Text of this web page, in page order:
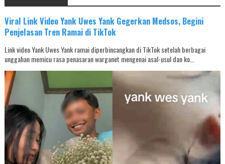
Viral Link Video Yank Uwes Yank Gegerkan Medsos, Begini
Penjelasan Tren Ramai di TikTok
Link video Yank Uwes Yank ramai diperbincangkan di TikTok setelah berbagai
unggahan memicu rasa penasaran warganet mengenai asal-usul dan ko...